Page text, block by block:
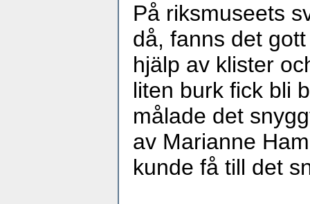
På riksmuseets
då, fanns det
hjälp av klister
liten burk fick bli
målade det
av Marianne
kunde få till det